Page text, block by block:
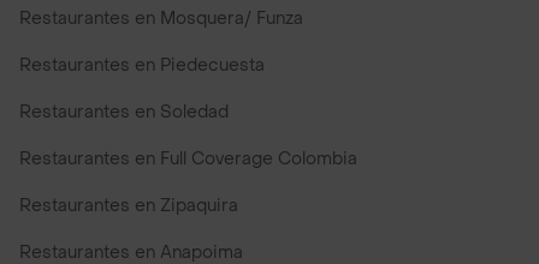
Restaurantes en Mosquera/ Funza
Restaurantes en Piedecuesta
Restaurantes en Soledad
Restaurantes en Full Coverage Colombia
Restaurantes en Zipaquira
Restaurantes en Anapoima